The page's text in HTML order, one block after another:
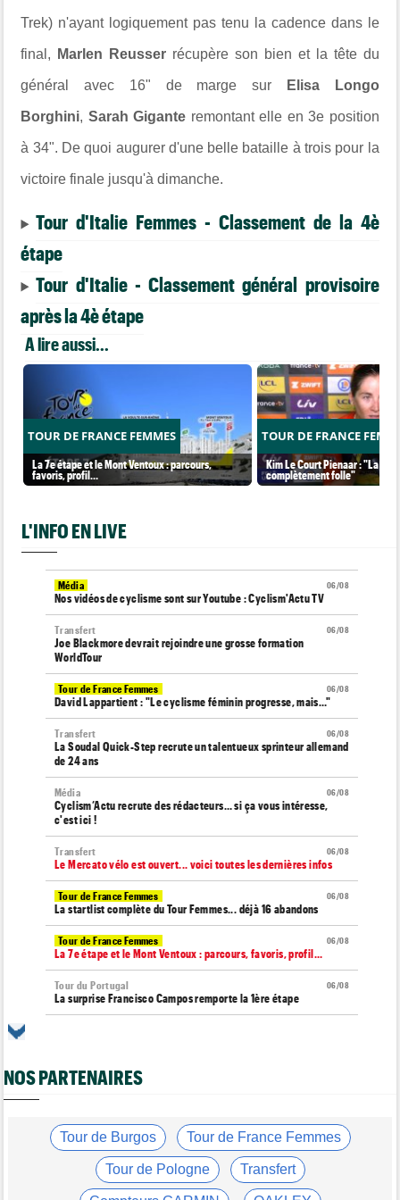
Trek) n'ayant logiquement pas tenu la cadence dans le
final, Marlen Reusser récupère son bien et la tête du
général avec 16" de marge sur Elisa Longo
Borghini, Sarah Gigante remontant elle en 3e position
à 34". De quoi augurer d'une belle bataille à trois pour la
victoire finale jusqu'à dimanche.
Tour d'Italie Femmes - Classement de la 4è
étape
Tour d'Italie - Classement général provisoire
après la 4è étape
A lire aussi...
TOUR DE FRANCE FEMMES
La 7e étape et le Mont Ventoux : parcours,
favoris, profil…
TOUR DE FRANCE
Kim Le Court Pienaar : "La
complètement folle"
L'INFO EN LIVE
06/08
Média
Nos vidéos de cyclisme sont sur Youtube : Cyclism'Actu TV
06/08
Transfert
Joe Blackmore devrait rejoindre une grosse formation
WorldTour
06/08
Tour de France Femmes
David Lappartient : "Le cyclisme féminin progresse, mais…"
06/08
Transfert
La Soudal Quick-Step recrute un talentueux sprinteur allemand
de 24 ans
06/08
Média
Cyclism’Actu recrute des rédacteurs… si ça vous intéresse,
c'est ici !
06/08
Transfert
Le Mercato vélo est ouvert... voici toutes les dernières infos
06/08
Tour de France Femmes
La startlist complète du Tour Femmes... déjà 16 abandons
06/08
Tour de France Femmes
La 7e étape et le Mont Ventoux : parcours, favoris, profil…
06/08
Tour du Portugal
La surprise Francisco Campos remporte la 1ère étape
Tour de France Femmes
06/08
Tour de France Femmes
Kim Le Court Pienaar : "La course a été complètement folle"
Isaac Del Toro prolonge avec UAE Team Emirates-XRG jusqu'en
NOS PARTENAIRES
Tour de Burgos Tour de France Femmes
Tour de Pologne Transfert